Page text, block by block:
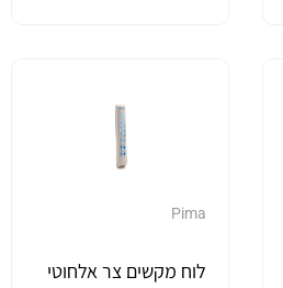
Pima
לוח מקשים צר אלחוטי